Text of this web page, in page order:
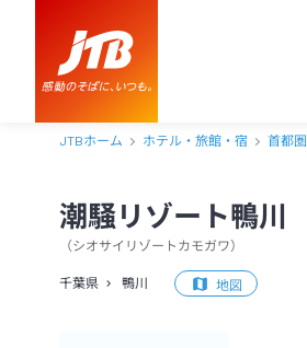
JTBホーム ホテル・旅館・宿 首都圏
潮騒リゾート鴨川
（シオサイリゾートカモガワ）
千葉県 鴨川 地図